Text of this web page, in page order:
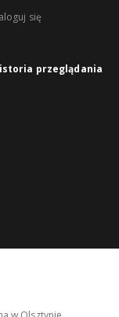
się
przeglądania